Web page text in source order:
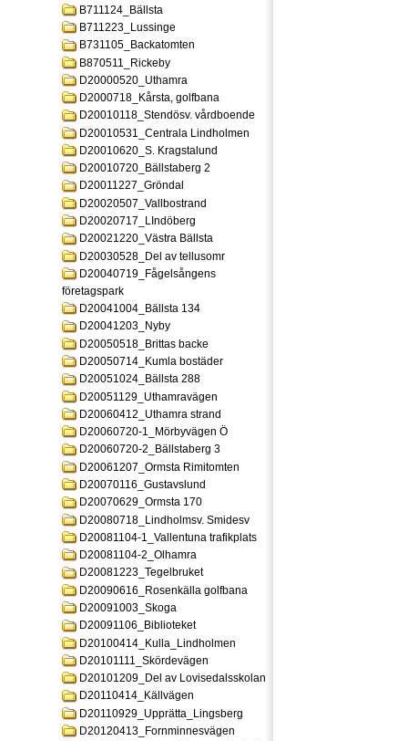
B711124_Bällsta
B711223_Lussinge
B731105_Backatomten
B870511_Rickeby
D20000520_Uthamra
D2000718_Kårsta, golfbana
D20010118_Stendösv. vårdboende
D20010531_Centrala Lindholmen
D20010620_S. Kragstalund
D20010720_Bällstaberg 2
D20011227_Gröndal
D20020507_Vallbostrand
D20020717_LIndöberg
D20021220_Västra Bällsta
D20030528_Del av tellusomr
D20040719_Fågelsångens
företagspark
D20041004_Bällsta 134
D20041203_Nyby
D20050518_Brittas backe
D20050714_Kumla bostäder
D20051024_Bällsta 288
D20051129_Uthamravägen
D20060412_Uthamra strand
D20060720-1_Mörbyvägen Ö
D20060720-2_Bällstaberg 3
D20061207_Ormsta Rimitomten
D20070116_Gustavslund
D20070629_Ormsta 170
D20080718_Lindholmsv. Smidesv
D20081104-1_Vallentuna trafikplats
D20081104-2_Olhamra
D20081223_Tegelbruket
D20090616_Rosenkälla golfbana
D20091003_Skoga
D20091106_Biblioteket
D20100414_Kulla_Lindholmen
D20101111_Skördevägen
D20101209_Del av Lovisedalsskolan
D20110414_Källvägen
D20110929_Upprätta_Lingsberg
D20120413_Fornminnesvägen